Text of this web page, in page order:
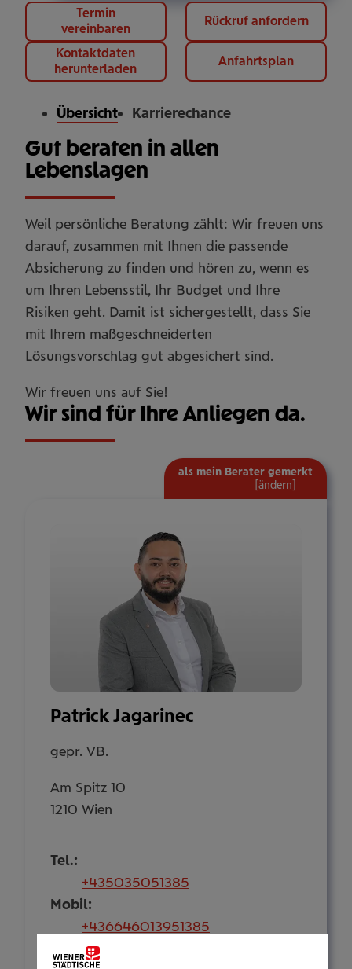
Termin
vereinbaren
Rückruf anfordern
Kontaktdaten
herunterladen
Anfahrtsplan
Übersicht Karrierechance
Gut beraten in allen
Lebenslagen
Weil persönliche Beratung zählt: Wir freuen uns
darauf, zusammen mit Ihnen die passende
Absicherung zu finden und hören zu, wenn es
um Ihren Lebensstil, Ihr Budget und Ihre
Risiken geht. Damit ist sichergestellt, dass Sie
mit Ihrem maßgeschneiderten
Lösungsvorschlag gut abgesichert sind.
Wir freuen uns auf Sie!
Wir sind für Ihre Anliegen da.
Patrick Jagarinec
gepr. VB.
Am Spitz 10
1210 Wien
Tel.:
+435035051385
Mobil:
+436646013951385
E-Mail:
als mein Berater gemerkt
[ändern